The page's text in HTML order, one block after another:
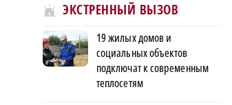
ЭКСТРЕННЫЙ ВЫЗОВ
19 жилых домов и
социальных объектов
подключат к современным
теплосетям